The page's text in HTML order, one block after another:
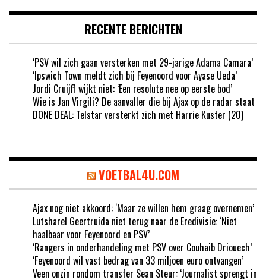
RECENTE BERICHTEN
‘PSV wil zich gaan versterken met 29-jarige Adama Camara’
‘Ipswich Town meldt zich bij Feyenoord voor Ayase Ueda’
Jordi Cruijff wijkt niet: ‘Een resolute nee op eerste bod’
Wie is Jan Virgili? De aanvaller die bij Ajax op de radar staat
DONE DEAL: Telstar versterkt zich met Harrie Kuster (20)
VOETBAL4U.COM
Ajax nog niet akkoord: ‘Maar ze willen hem graag overnemen’
Lutsharel Geertruida niet terug naar de Eredivisie: ‘Niet
haalbaar voor Feyenoord en PSV’
‘Rangers in onderhandeling met PSV over Couhaib Driouech’
‘Feyenoord wil vast bedrag van 33 miljoen euro ontvangen’
Veen onzin rondom transfer Sean Steur: ‘Journalist sprengt in